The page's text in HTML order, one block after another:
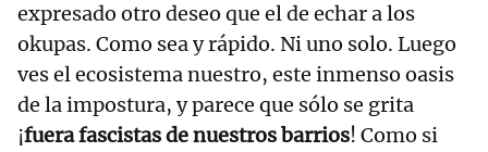
expresado otro deseo que el de echar a los
okupas. Como sea y rápido. Ni uno solo. Luego
ves el ecosistema nuestro, este inmenso oasis
de la impostura, y parece que sólo se grita
¡fuera fascistas de nuestros barrios! Como si